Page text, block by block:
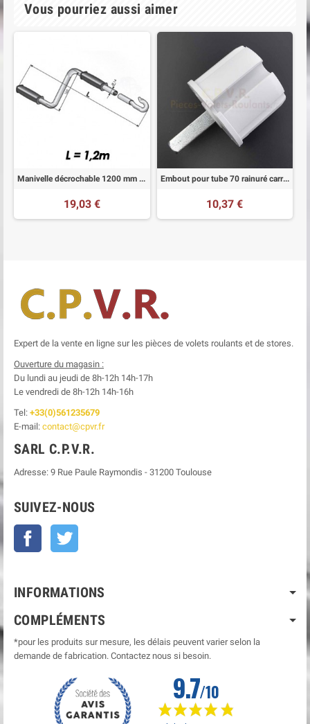
Vous pourriez aussi aimer
Manivelle décrochable 1200 mm blanche
19,03 €
Embout pour tube 70 rainuré carré de 13 mm
10,37 €
Expert de la vente en ligne sur les pièces de volets roulants et de stores.
Ouverture du magasin :
Du lundi au jeudi de 8h-12h 14h-17h
Le vendredi de 8h-12h 14h-16h
Tel: +33(0)561235679
E-mail: contact@cpvr.fr
SARL C.P.V.R.
Adresse: 9 Rue Paule Raymondis - 31200 Toulouse
SUIVEZ-NOUS
Facebook
INFORMATIONS
COMPLÉMENTS
*pour les produits sur mesure, les délais peuvent varier selon la
demande de fabrication. Contactez nous si besoin.